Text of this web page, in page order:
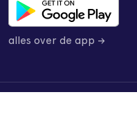
alles over de app →